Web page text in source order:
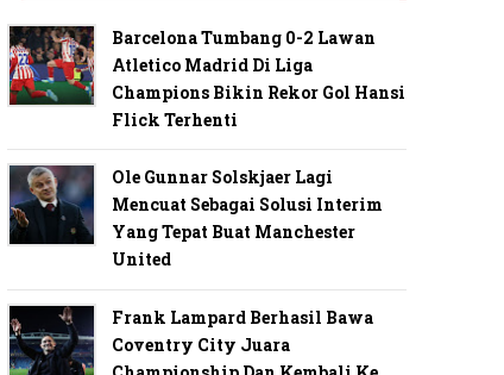
Barcelona Tumbang 0-2 Lawan
Atletico Madrid Di Liga
Champions Bikin Rekor Gol Hansi
Flick Terhenti
Ole Gunnar Solskjaer Lagi
Mencuat Sebagai Solusi Interim
Yang Tepat Buat Manchester
United
Frank Lampard Berhasil Bawa
Coventry City Juara